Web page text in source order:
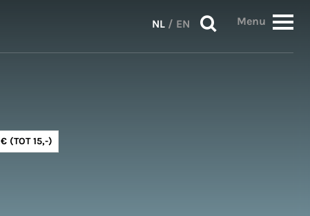
NL / EN Menu
€ (TOT 15,-)